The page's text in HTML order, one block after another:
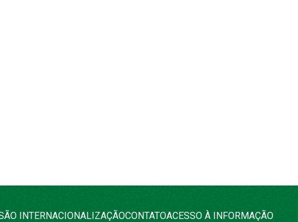
INTERNACIONALIZAÇÃOCONTATOACESSO À INFORMAÇÃO